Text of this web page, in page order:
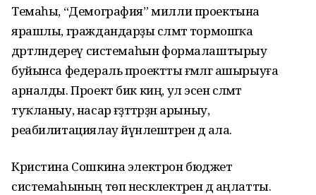
Темаһы, “Демография” милли проектына
ярашлы, граждандарҙы сәләмәт тормошҡа
дәртләндереү системаһын формалаштырыу
буйынса федераль проектты ғәмәлгә ашырыуға
арналды. Проект бик киң, ул эсенә сәләмәт
туҡланыу, насар ғәҙәттәрҙән арыныу,
реабилитациялау йүнәлештәрен дә ала.
Кристина Сошкина электрон бюджет
системаһының төп нескәлектәрен дә аңлатты.